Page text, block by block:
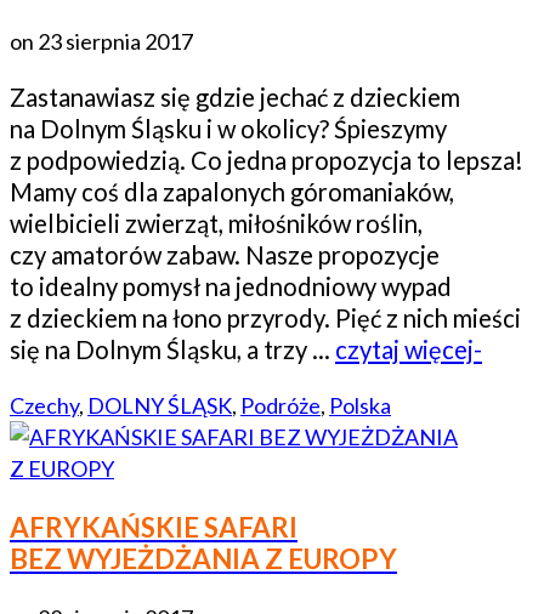
on 23 sierpnia 2017
Zastanawiasz się gdzie jechać z dzieckiem
na Dolnym Śląsku i w okolicy? Śpieszymy
z podpowiedzią. Co jedna propozycja to lepsza!
Mamy coś dla zapalonych góromaniaków,
wielbicieli zwierząt, miłośników roślin,
czy amatorów zabaw. Nasze propozycje
to idealny pomysł na jednodniowy wypad
z dzieckiem na łono przyrody. Pięć z nich mieści
się na Dolnym Śląsku, a trzy … czytaj więcej-
Czechy, DOLNY ŚLĄSK, Podróże, Polska
AFRYKAŃSKIE SAFARI
BEZ WYJEŻDŻANIA Z EUROPY